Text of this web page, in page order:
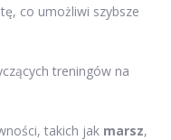
co umożliwi szybsze
treningów na
takich jak marsz,